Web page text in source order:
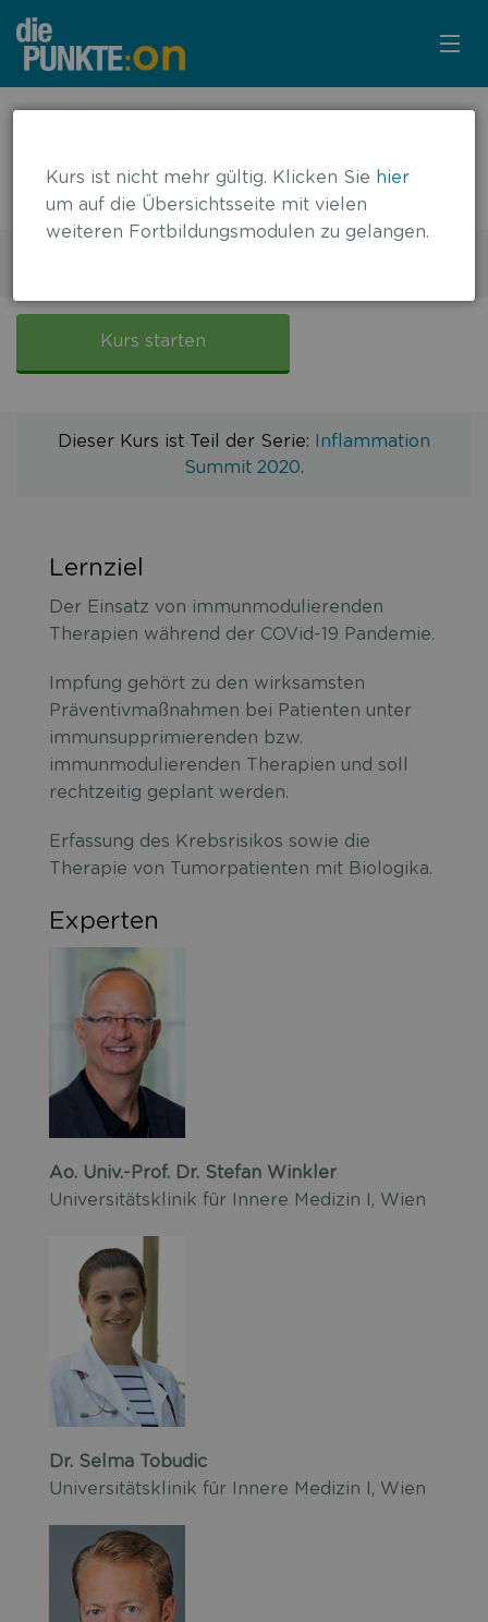
KURSÜBERSICHT
LOGIN
KOSTENLOS ANMELDEN
Inflammation Summit 2020: Sicher
durch den Alltag
Inflammation
Kurs starten
Dieser Kurs ist Teil der Serie:
Inflammation
Summit 2020.
Lernziel
Der Einsatz von immunmodulierenden
Therapien während der COVid-19 Pandemie.
Impfung gehört zu den wirksamsten
Präventivmaßnahmen bei Patienten unter
immunsupprimierenden bzw.
immunmodulierenden Therapien und soll
rechtzeitig geplant werden.
Erfassung des Krebsrisikos sowie die
Therapie von Tumorpatienten mit Biologika.
Experten
Ao. Univ.-Prof. Dr. Stefan Winkler
Universitätsklinik für Innere Medizin I, Wien
Dr. Selma Tobudic
Universitätsklinik für Innere Medizin I, Wien
Kurs ist nicht mehr gültig. Klicken Sie hier
um auf die Übersichtsseite mit vielen
weiteren Fortbildungsmodulen zu gelangen.